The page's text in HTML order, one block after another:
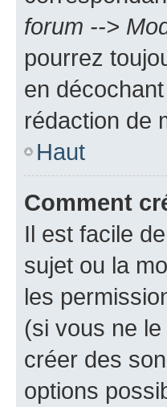
forum -->
pourrez
en
rédaction de
Haut
Comment
Il est facile
sujet ou la
les
(si vous ne
créer des
options